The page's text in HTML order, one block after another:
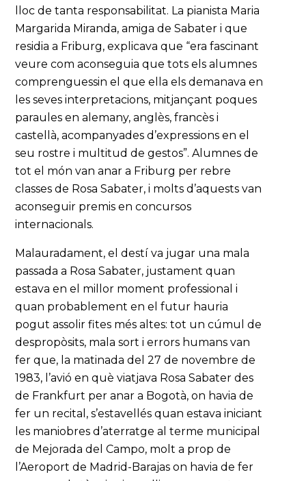
lloc de tanta responsabilitat. La pianista Maria
Margarida Miranda, amiga de Sabater i que
residia a Friburg, explicava que “era fascinant
veure com aconseguia que tots els alumnes
comprenguessin el que ella els demanava en
les seves interpretacions, mitjançant poques
paraules en alemany, anglès, francès i
castellà, acompanyades d’expressions en el
seu rostre i multitud de gestos”. Alumnes de
tot el món van anar a Friburg per rebre
classes de Rosa Sabater, i molts d’aquests van
aconseguir premis en concursos
internacionals.
Malauradament, el destí va jugar una mala
passada a Rosa Sabater, justament quan
estava en el millor moment professional i
quan probablement en el futur hauria
pogut assolir fites més altes: tot un cúmul de
despropòsits, mala sort i errors humans van
fer que, la matinada del 27 de novembre de
1983, l’avió en què viatjava Rosa Sabater des
de Frankfurt per anar a Bogotà, on havia de
fer un recital, s’estavellés quan estava iniciant
les maniobres d’aterratge al terme municipal
de Mejorada del Campo, molt a prop de
l’Aeroport de Madrid-Barajas on havia de fer